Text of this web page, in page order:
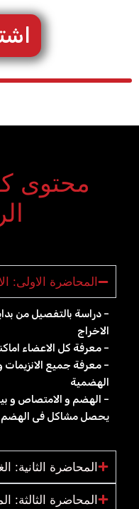
محتوى
المحاضرة الاولى:
– دراسة بالتفصيل من
الاخراج
– معرفة كل الاعضاء
– معرفة جميع
الهضمية
– الهضم و الامتصاص و
يحصل مشاكل فى الهضم
المحاضرة الثانية:
المحاضرة الثالثة: